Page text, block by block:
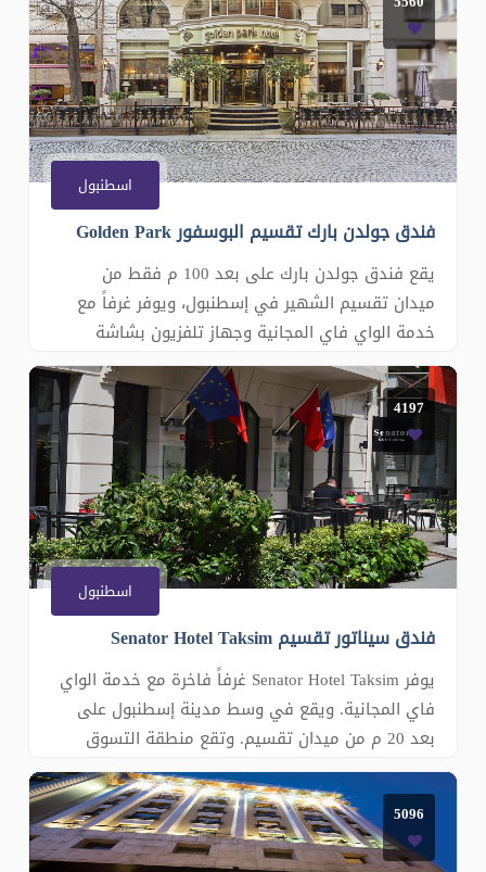
الأقدام. تم تزيين الغرف في Taxim Hill بذوق رفيع مع
أثاث أنيق. وتحتوي جميع الغر�
اسطنبول
فندق جولدن بارك تقسيم البوسفور Golden Park
يقع فندق جولدن بارك على بعد 100 م فقط من
ميدان تقسيم الشهير في إسطنبول، ويوفر غرفاً مع
خدمة الواي فاي المجانية وجهاز تلفزيون بشاشة
مسطحة. وتشمل المرافق مركز صحي مع مسبح داخلي.
تم تزيين الغرف المكيفة في فندق Golden Park بأثاث
خشبي داكن وألوان دافئة. وتحتوي جميع الغرف على
ميني بار ومرافق صنع الشاي والقهوة
4197
اسطنبول
فندق سيناتور تقسيم Senator Hotel Taksim
يوفر Senator Hotel Taksim غرفاً فاخرة مع خدمة الواي
فاي المجانية. ويقع في وسط مدينة إسطنبول على
بعد 20 م من ميدان تقسيم. وتقع منطقة التسوق
الشهيرة نيسانتاسي على بعد 1.9 كم من مكان
الإقامة. زينت جميع الغرف بألوان ناعمة ومحايدة
وتشمل ستائر قاتمة. تحتوي جميع أماكن الإقامة على
تلفزيون بشاشة مسطحة مع قنوات فضائية وم
5096